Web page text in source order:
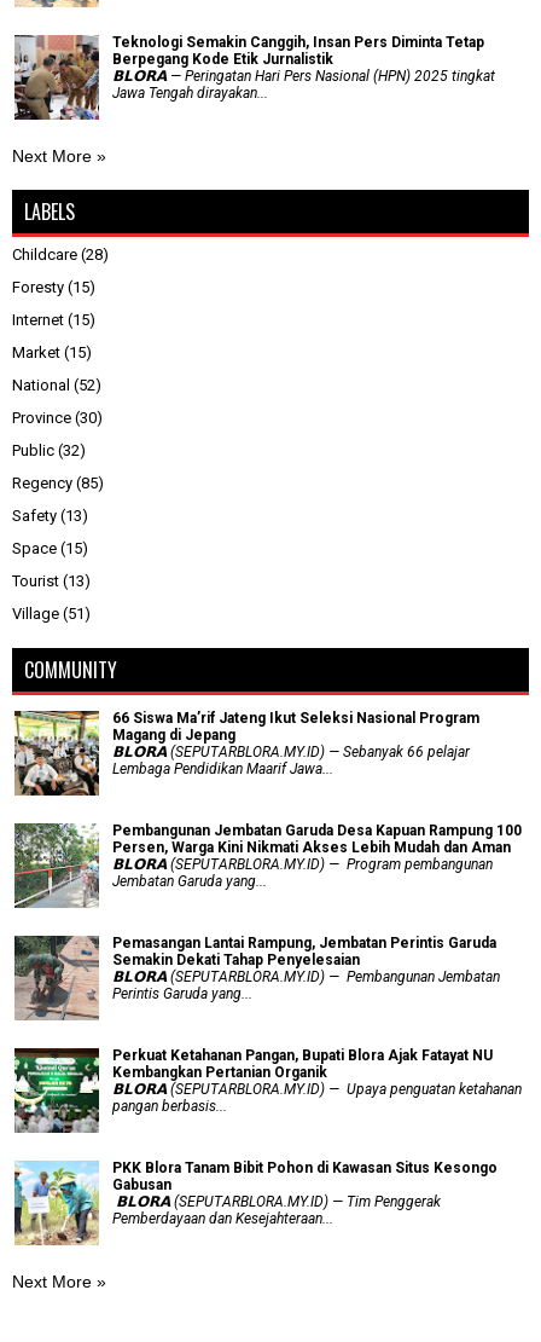
Teknologi Semakin Canggih, Insan Pers Diminta Tetap
Berpegang Kode Etik Jurnalistik
𝗕𝗟𝗢𝗥𝗔 — Peringatan Hari Pers Nasional (HPN) 2025 tingkat
Jawa Tengah dirayakan...
Next More »
LABELS
Childcare (28)
Foresty (15)
Internet (15)
Market (15)
National (52)
Province (30)
Public (32)
Regency (85)
Safety (13)
Space (15)
Tourist (13)
Village (51)
COMMUNITY
66 Siswa Ma’rif Jateng Ikut Seleksi Nasional Program
Magang di Jepang
𝗕𝗟𝗢𝗥𝗔 (SEPUTARBLORA.MY.ID) — Sebanyak 66 pelajar
Lembaga Pendidikan Maarif Jawa...
Pembangunan Jembatan Garuda Desa Kapuan Rampung 100
Persen, Warga Kini Nikmati Akses Lebih Mudah dan Aman
𝗕𝗟𝗢𝗥𝗔 (SEPUTARBLORA.MY.ID) — Program pembangunan
Jembatan Garuda yang...
Pemasangan Lantai Rampung, Jembatan Perintis Garuda
Semakin Dekati Tahap Penyelesaian
𝗕𝗟𝗢𝗥𝗔 (SEPUTARBLORA.MY.ID) — Pembangunan Jembatan
Perintis Garuda yang...
​Perkuat Ketahanan Pangan, Bupati Blora Ajak Fatayat NU
Kembangkan Pertanian Organik
𝗕𝗟𝗢𝗥𝗔 (SEPUTARBLORA.MY.ID) — Upaya penguatan ketahanan
pangan berbasis...
PKK Blora Tanam Bibit Pohon di Kawasan Situs Kesongo
Gabusan
‎ 𝗕𝗟𝗢𝗥𝗔 (SEPUTARBLORA.MY.ID) — Tim Penggerak
Pemberdayaan dan Kesejahteraan...
Next More »